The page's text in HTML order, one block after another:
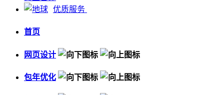
优质服务
首页
网页设计
包年优化